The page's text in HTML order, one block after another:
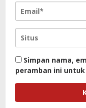
Simpan nama,
peramban ini